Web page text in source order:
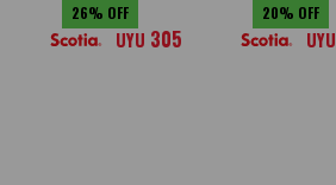
26
UYU 305
20
UYU